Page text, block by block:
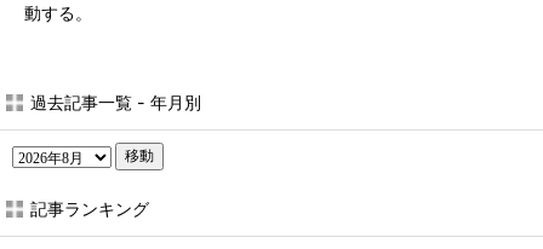
動する。
過去記事一覧 - 年月別
移動
記事ランキング